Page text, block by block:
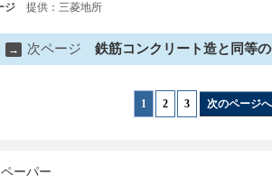
ジ提供：三菱地所
→ 次ページ 鉄筋コンクリート造と同等
1 2 3 次のページへ
ーパー